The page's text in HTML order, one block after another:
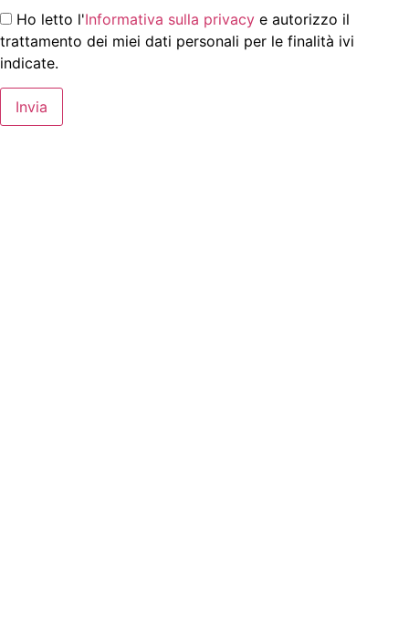
Ho letto l'Informativa sulla privacy e autorizzo il
trattamento dei miei dati personali per le finalità ivi
indicate.